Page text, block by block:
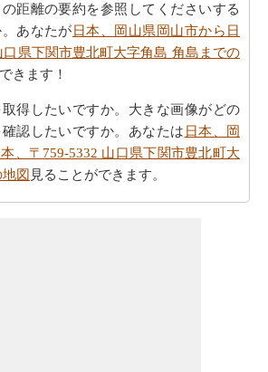
距離の要約を参照してくださいする
あなたが日本、岡山県岡山市から日
口県下関市豊北町大字角島 角島までの
きます！
得したいですか。大きな画像がどの
認したいですか。あなたは 日本、岡
、〒759-5332 山口県下関市豊北町大
図 見ることができます。